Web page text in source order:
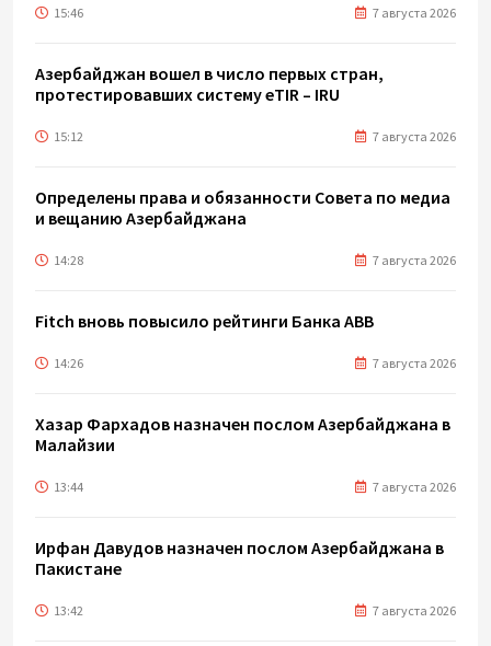
15:46 7 августа 2026
Азербайджан вошел в число первых стран,
протестировавших систему eTIR – IRU
15:12 7 августа 2026
Определены права и обязанности Совета по медиа
и вещанию Азербайджана
14:28 7 августа 2026
Fitch вновь повысило рейтинги Банка ABB
14:26 7 августа 2026
Хазар Фархадов назначен послом Азербайджана в
Малайзии
13:44 7 августа 2026
Ирфан Давудов назначен послом Азербайджана в
Пакистане
13:42 7 августа 2026